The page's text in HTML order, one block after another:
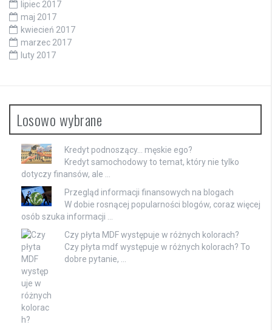
lipiec 2017
maj 2017
kwiecień 2017
marzec 2017
luty 2017
Losowo wybrane
Kredyt podnoszący… męskie ego?
Kredyt samochodowy to temat, który nie tylko
dotyczy finansów, ale …
Przegląd informacji finansowych na blogach
W dobie rosnącej popularności blogów, coraz więcej
osób szuka informacji …
Czy płyta MDF występuje w różnych kolorach?
Czy płyta mdf występuje w różnych kolorach? To
dobre pytanie, …